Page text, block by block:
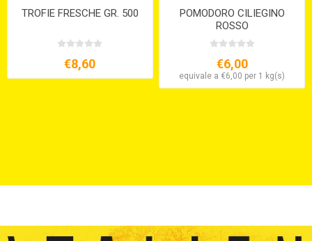
TROFIE FRESCHE GR. 500
€8,60
POMODORO CILIEGINO
ROSSO
€6,00
equivale a €6,00 per 1 kg(s)